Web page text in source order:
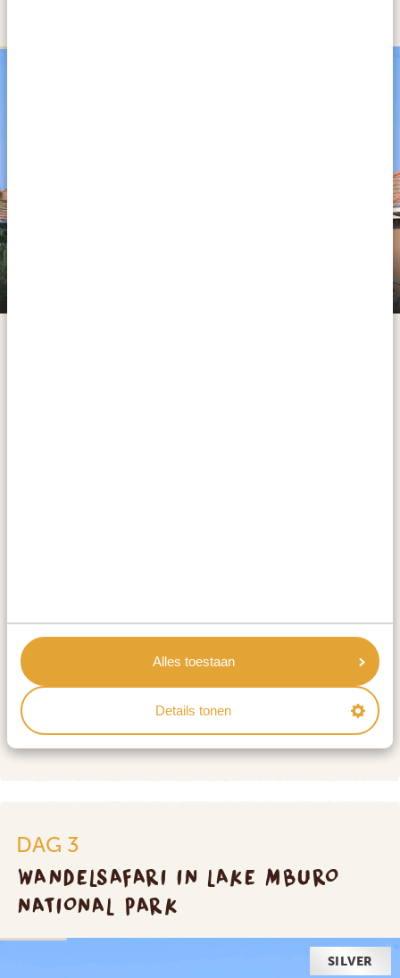
Alles toestaan
Details tonen
ACCOMMODATIES:
Kigarama Wilderness Lodge
DAG 3
WANDELSAFARI IN LAKE MBURO
NATIONAL PARK
SILVER